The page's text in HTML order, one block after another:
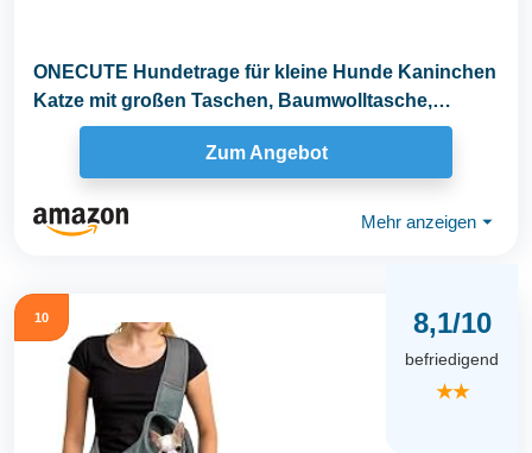
ONECUTE Hundetrage für kleine Hunde Kaninchen
Katze mit großen Taschen, Baumwolltasche,
Hundetrage...
Zum Angebot
Mehr anzeigen ⏷
10 8,1/10
befriedigend
★★